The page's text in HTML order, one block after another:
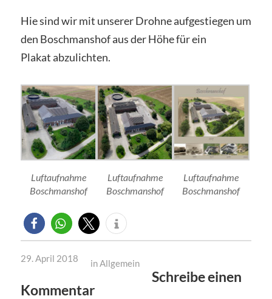
Hie sind wir mit unserer Drohne aufgestiegen um
den Boschmanshof aus der Höhe für ein
Plakat abzulichten.
Luftaufnahme
Boschmanshof
Luftaufnahme
Boschmanshof
Luftaufnahme
Boschmanshof
29. April 2018 inAllgemein
Schreibe einen
Kommentar